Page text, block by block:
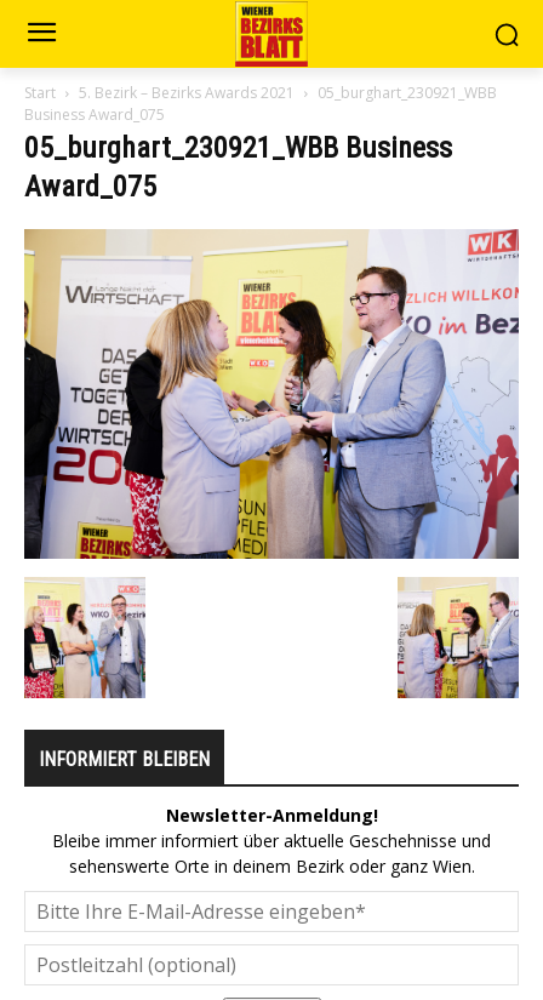
Start 5. Bezirk – Bezirks Awards 2021
05_burghart_230921_WBB
Business Award_075
05_burghart_230921_WBB Business
Award_075
INFORMIERT BLEIBEN
Newsletter-Anmeldung!
Bleibe immer informiert über aktuelle Geschehnisse und
sehenswerte Orte in deinem Bezirk oder ganz Wien.